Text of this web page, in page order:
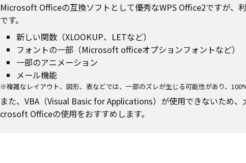
Microsoft Officeの互換ソフトとして優秀なWPS Office2ですが、
です。
新しい関数（XLOOKUP、LETなど）
フォントの一部（Microsoft officeオプションフォントなど）
一部のアニメーション
メール機能
※複雑なレイアウト、図形、表などでは、一部のズレが生じる可能性があり、
また、VBA（Visual Basic for Applications）が使用できないため
crosoft Officeの使用をおすすめします。